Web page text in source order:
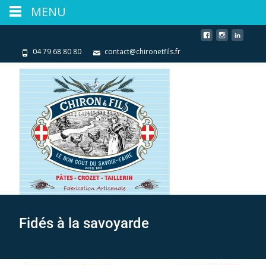
04 79 68 80 80 contact@chironetfils.fr
Fidés à la savoyarde
MENU